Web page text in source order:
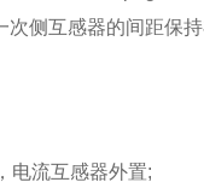
互感器的间距保持
流互感器外置;